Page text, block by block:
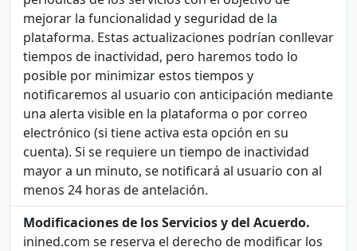
mejorar la funcionalidad y seguridad de la
plataforma. Estas actualizaciones podrían conllevar
tiempos de inactividad, pero haremos todo lo
posible por minimizar estos tiempos y
notificaremos al usuario con anticipación mediante
una alerta visible en la plataforma o por correo
electrónico (si tiene activa esta opción en su
cuenta). Si se requiere un tiempo de inactividad
mayor a un minuto, se notificará al usuario con al
menos 24 horas de antelación.
Modificaciones de los Servicios y del Acuerdo.
inined.com se reserva el derecho de modificar los